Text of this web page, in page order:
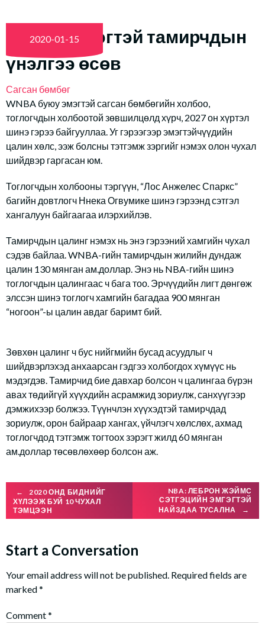
WNBA: Эмэгтэй тамирчдын
үнэлгээ өсөв
Сагсан бөмбөг
2020-01-15
WNBA буюу эмэгтэй сагсан бөмбөгийн холбоо,
тоглогчдын холбоотой зөвшилцөлд хүрч, 2027 он хүртэл
шинэ гэрээ байгууллаа. Уг гэрээгээр эмэгтэйчүүдийн
цалин хөлс, ээж болсны тэтгэмж зэргийг нэмэх олон чухал
шийдвэр гаргасан юм.
Тоглогчдын холбооны тэргүүн, “Лос Анжелес Спаркс”
багийн довтлогч Ннека Огвумике шинэ гэрээнд сэтгэл
хангалуун байгаагаа илэрхийлэв.
Тамирчдын цалинг нэмэх нь энэ гэрээний хамгийн чухал
сэдэв байлаа. WNBA-гийн тамирчдын жилийн дундаж
цалин 130 мянган ам.доллар. Энэ нь NBA-гийн шинэ
тоглогчдын цалингаас ч бага тоо. Эрчүүдийн лигт дөнгөж
элссэн шинэ тоглогч хамгийн багадаа 900 мянган
“ногоон”-ы цалин авдаг баримт бий.
Зөвхөн цалинг ч бус нийгмийн бусад асуудлыг ч
шийдвэрлэхэд анхаарсан гэдгээ холбогдох хүмүүс нь
мэдэгдэв. Тамирчид бие давхар болсон ч цалингаа бүрэн
авах төдийгүй хүүхдийн асрамжид зориулж, санхүүгээр
дэмжихээр болжээ. Түүнчлэн хүүхэдтэй тамирчдад
зориулж, орон байраар хангах, үйчлэгч хөлслөх, ахмад
тоглогчдод тэтгэмж тогтоох зэрэгт жилд 60 мянган
ам.доллар төсөвлөхөөр болсон аж.
Post
←
2020 ОНД БИДНИЙГ
ХҮЛЭЭЖ БУЙ 10 ЧУХАЛ
ТЭМЦЭЭН
NBA: ЛЕБРОН ЖЭЙМС
СЭТГЭЦИЙН ЭМГЭГТЭЙ
НАЙЗДАА ТУСАЛНА
→
Start a Conversation
Your email address will not be published. Required fields are
marked*
Comment*